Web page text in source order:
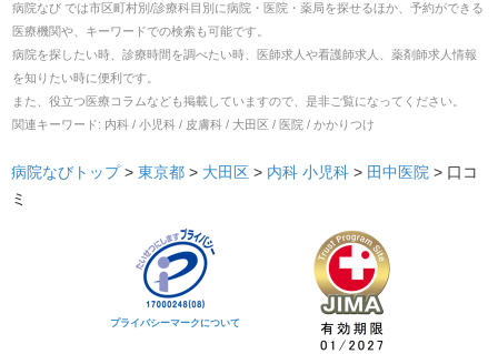
病院なび では市区町村別/診療科目別に病院・医院・薬局を探せるほか、予約ができる
医療機関や、キーワードでの検索も可能です。
病院を探したい時、診療時間を調べたい時、医師求人や看護師求人、薬剤師求人情報
を知りたい時に便利です。
また、役立つ医療コラムなども掲載していますので、是非ご覧になってください。
関連キーワード: 内科 / 小児科 / 皮膚科 / 大田区 / 医院 / かかりつけ
病院なびトップ > 東京都 > 大田区 > 内科 小児科 > 田中医院 > 口コ
ミ
プライバシーマークについて